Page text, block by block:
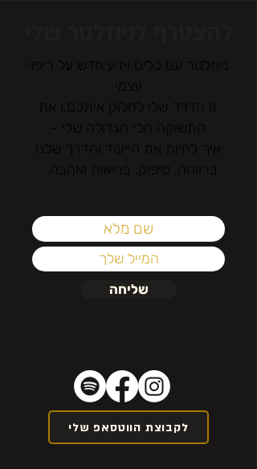
ניוזלטר עם כלים וידע חדש על ריפוי
עצמי
זו הדרך שלי לחלוק איתכם.ן את
התשוקה הכי הגדולה שלי -
איך לחיות את הייעוד והדרך שלנו
ברווחה, סיפוק, בריאות ואהבה.
שליחה
לקבוצת הווטסאפ שלי